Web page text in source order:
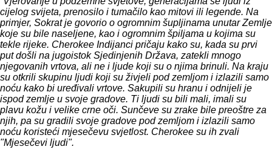
cijelog svijeta, prenosilo i tumačilo kao mitovi ili legende. Na
primjer, Sokrat je govorio o ogromnim šupljinama unutar Zemlje
koje su bile naseljene, kao i ogromnim špiljama u kojima su
tekle rijeke. Cherokee Indijanci pričaju kako su, kada su prvi
put došli na jugoistok Sjedinjenih Država, zatekli mnogo
njegovanih vrtova, ali ne i ljude koji su o njima brinuli. Na kraju
su otkrili skupinu ljudi koji su živjeli pod zemljom i izlazili samo
noću kako bi uređivali vrtove. Sakupili su hranu i odnijeli je
ispod zemlje u svoje gradove. Ti ljudi su bili mali, imali su
plavu kožu i velike crne oči. Sunčeve su zrake bile preoštre za
njih, pa su gradili svoje gradove pod zemljom i izlazili samo
noću koristeći mjesečevu svjetlost. Cherokee su ih zvali
"Mjesečevi ljudi".